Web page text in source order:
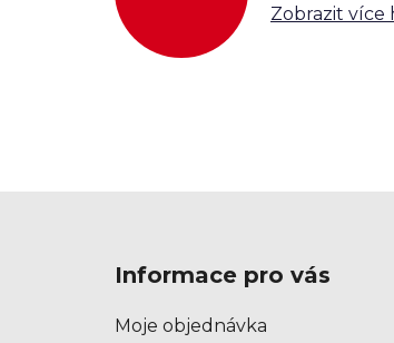
Zobrazit více
Informace pro vás
Moje objednávka